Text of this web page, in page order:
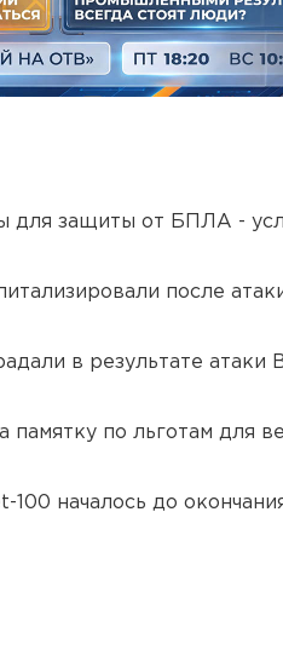
для защиты от БПЛА -
после
в результате атаки
памятку по льготам для
началось до